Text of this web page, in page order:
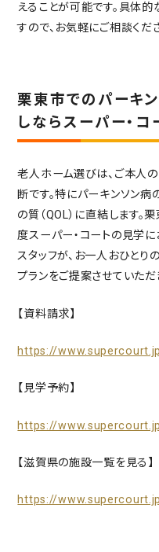
えることが可能です。具体
すので、お気軽にご相談くだ
栗東市でのパーキ
しならスーパー・
老人ホーム選びは、ご本人
断です。特にパーキンソン
の質（QOL）に直結します。
度スーパー・コートの見学
スタッフが、お一人おひとり
プランをご提案させていただ
【資料請求】
https://
【見学予約】
https://
【滋賀県の施設一覧を見る】
https://